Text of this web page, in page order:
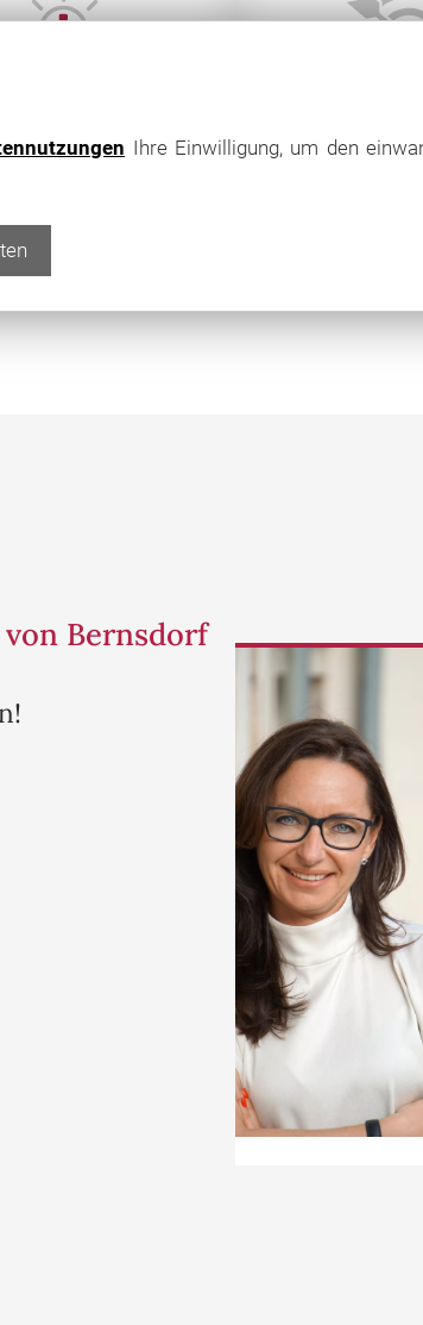
regional
erfahren
Bernsdorf
Ihre Einwilligung, um den